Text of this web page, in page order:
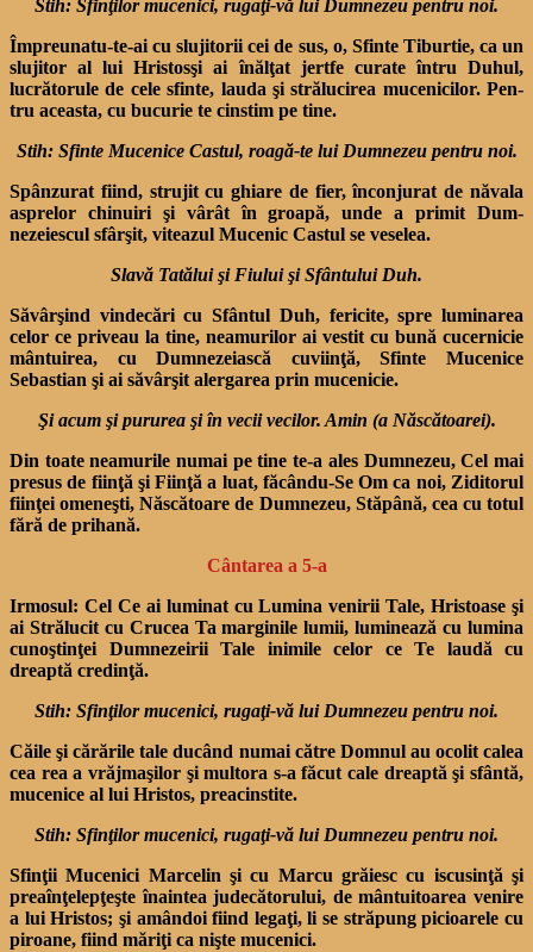
Stih: Sfinţilor mucenici, rugaţi-vă lui Dumnezeu pentru noi.
Împreunatu-te-ai cu slujito­rii cei de sus, o, Sfinte Tiburtie, ca un
slujitor al lui Hristosşi ai înăl­ţat jertfe curate întru Duhul,
lucrătorule de cele sfinte, lauda şi strălucirea mucenicilor. Pen­
tru aceasta, cu bucurie te cinstim pe tine.
Stih: Sfinte Mucenice Castul, roagă-te lui Dumnezeu pentru noi.
Spânzurat fiind, strujit cu ghiare de fier, înconjurat de nă­vala
asprelor chinuiri şi vârât în groapă, unde a primit Dum­
nezeiescul sfârşit, viteazul Mucenic Cas­tul se veselea.
Slavă Tatălui şi Fiului şi Sfântului Duh.
Săvârşind vindecări cu Sfân­tul Duh, fericite, spre luminarea
celor ce priveau la tine, neamu­rilor ai vestit cu bună cucerni­cie
mântuirea, cu Dumnezeias­că cuviinţă, Sfinte Mucenice
Sebastian şi ai să­vârşit alergarea prin mucenicie.
Şi acum şi pururea şi în vecii vecilor. Amin (a Născătoarei).
Din toate neamurile numai pe tine te-a ales Dumnezeu, Cel mai
presus de fiinţă şi Fiinţă a luat, făcându-Se Om ca noi, Ziditorul
fiinţei omeneşti, Născătoare de Dumnezeu, Stăpână, cea cu totul
fără de prihană.
Cântarea a 5-a
Irmosul: Cel Ce ai luminat cu Lumi­na venirii Tale, Hristoase şi
ai Strălucit cu Crucea Ta marginile lumii, luminează cu lumina
cunoştinţei Dumnezeirii Tale inimile celor ce Te laudă cu
dreaptă credinţă.
Stih: Sfinţilor mucenici, rugaţi-vă lui Dumnezeu pentru noi.
Căile şi cărările tale ducând numai către Domnul au ocolit calea
cea rea a vrăjmaşilor şi multora s-a făcut cale dreaptă şi sfântă,
mucenice al lui Hristos, preacinstite.
Stih: Sfinţilor mucenici, rugaţi-vă lui Dumnezeu pentru noi.
Sfinţii Mucenici Marcelin şi cu Marcu grăiesc cu iscusinţă şi
preaînţelepţeşte înaintea judecătorului, de mântuitoarea venire
a lui Hristos; şi amândoi fiind legaţi, li se stră­pung picioarele cu
piroane, fiind măriţi ca nişte mucenici.